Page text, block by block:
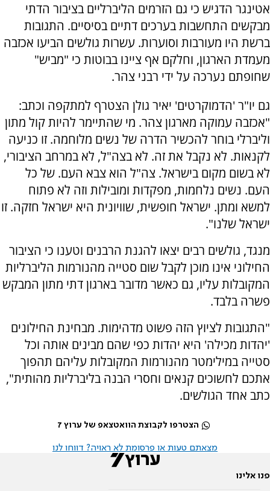
אטינגר הדגיש כי גם הזרמים הליברליים בציבור הדתי
מבקשים התחשבות בערכים דתיים בסיסיים. התגובות
ברשת היו מעורבות וסוערות. עשרות גולשים הביעו אכזבה
מעמדת הארגון, וחלקם אף ציינו בבוטות כי "מביש"
שחופתם נערכה על ידי רבני צהר.
גם יו"ר 'הדמוקרטים' יאיר גולן הצטרף למתקפה וכתב:
"אכזבה עמוקה מארגון צהר. מי שהתיימר להיות קול מתון
וליברלי בוחר להכשיר הדרה של נשים מלוחמה. זו כניעה
לקנאות. לא נקבל את זה. לא בצה"ל, לא במרחב הציבורי,
לא בשום מקום בישראל. צה"ל הוא צבא העם. של כל
העם. נשים נלחמות, מפקדות ומובילות וזה לא פתוח
למשא ומתן. ישראל חופשית, שוויונית היא ישראל חזקה. זו
ישראל שלנו".
מנגד, גולשים רבים יצאו להגנת הרבנים וטענו כי הציבור
החילוני אינו מוכן לקבל שום סטייה מהנורמות הליברליות
המקובלות עליו, גם כאשר מדובר בארגון דתי מתון המבקש
פשרה בלבד.
"התגובות לציוץ הזה פשוט מדהימות. מבחינת החילונים
'יהדות מכילה' היא יהדות כפי שהם מבינים אותה וכל
סטייה במילימטר מהנורמות המקובלות עליהם תהפוך
אתכם לחשוכים קנאים וחסרי הבנה בליברליות מהותית",
כתב אחד הגולשים.
הצטרפו לקבוצת הוואטצאפ של ערוץ 7
מצאתם טעות או פרסומת לא ראויה? דווחו לנו
פנו אלינו